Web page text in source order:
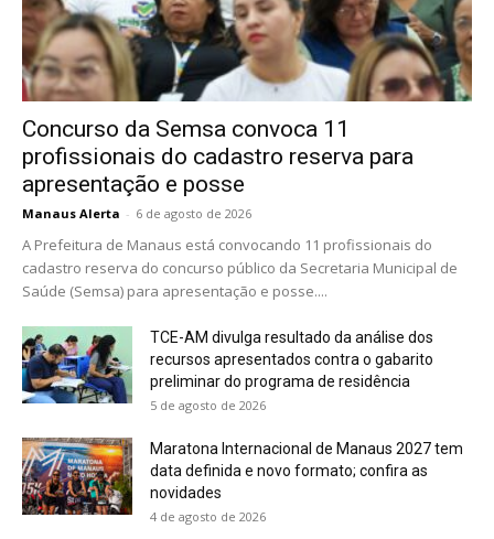
Concurso da Semsa convoca 11
profissionais do cadastro reserva para
apresentação e posse
Manaus Alerta - 6 de agosto de 2026
A Prefeitura de Manaus está convocando 11 profissionais do
cadastro reserva do concurso público da Secretaria Municipal de
Saúde (Semsa) para apresentação e posse....
TCE-AM divulga resultado da análise dos
recursos apresentados contra o gabarito
preliminar do programa de residência
5 de agosto de 2026
Maratona Internacional de Manaus 2027 tem
data definida e novo formato; confira as
novidades
4 de agosto de 2026